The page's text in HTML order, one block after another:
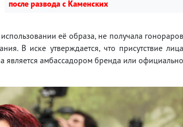
после развода с Каменских
её образа, не получала гонораров
В иске утверждается, что присутствие лица
является амбассадором бренда или официально